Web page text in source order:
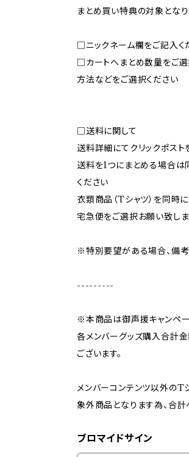
まとめ買い特典の対象とな
□ニックネーム欄をご記入く
□カートへまとめ数量をご選
方法などをご選択ください
□送料に関して
送料詳細にてクリックポスト
送料を1つにまとめる場合は
ください
衣類商品（Tシャツ）を同時
宅急便をご選択お願い致しま
※特別要望がある場合、備
---------
※本商品は御声援キャンペ
各メンバーグッズ購入合計
ございます。
メンバーコンテンツ以外のT
象外商品となります為、合
ブロマイドサイン